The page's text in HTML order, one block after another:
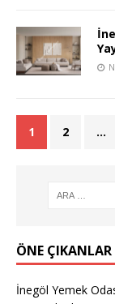
1 2 …
ÖNE ÇIKANLAR
İnegöl Yemek